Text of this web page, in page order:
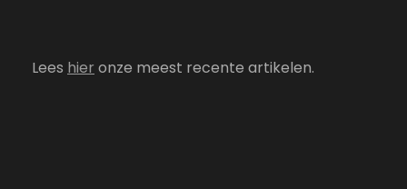
Lees hier onze meest recente artikelen.